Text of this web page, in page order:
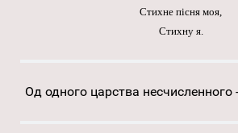
Стихне пісня моя,
Стихну я.
Од одного царства несчисленного